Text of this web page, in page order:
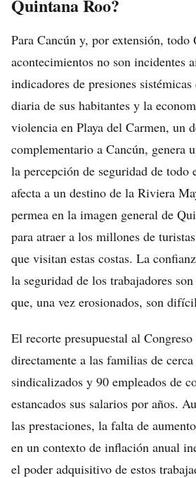
Quintana Roo?
Para Cancún y, por extensión, todo
acontecimientos no son incidentes
indicadores de presiones
diaria de sus habitantes y la
violencia en Playa del Carmen, un
complementario a Cancún, genera
la percepción de seguridad de todo
afecta a un destino de la Riviera
permea en la imagen general de
para atraer a los millones de
que visitan estas costas. La
la seguridad de los trabajadores
que, una vez erosionados, son
El recorte presupuestal al
directamente a las familias de
sindicalizados y 90 empleados de
estancados sus salarios por años.
las prestaciones, la falta de
en un contexto de inflación anual
el poder adquisitivo de estos